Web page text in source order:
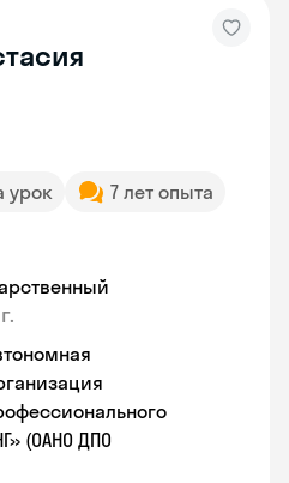
урок
7 лет опыта
(ОАНО ДПО